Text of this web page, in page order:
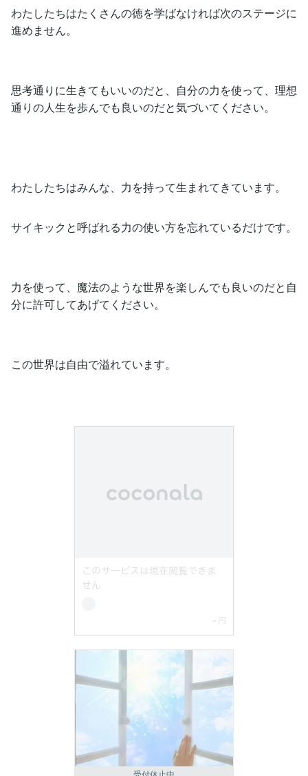
わたしたちはたくさんの徳を学ばなければ次のステージに
進めません。
思考通りに生きてもいいのだと、自分の力を使って、理想
通りの人生を歩んでも良いのだと気づいてください。
わたしたちはみんな、力を持って生まれてきています。
サイキックと呼ばれる力の使い方を忘れているだけです。
力を使って、魔法のような世界を楽しんでも良いのだと自
分に許可してあげてください。
この世界は自由で溢れています。
受付休止中